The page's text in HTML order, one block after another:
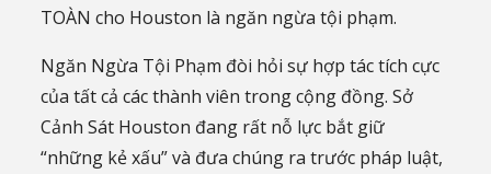
TOÀN cho Houston là ngăn ngừa tội phạm.
Ngăn Ngừa Tội Phạm đòi hỏi sự hợp tác tích cực
của tất cả các thành viên trong cộng đồng. Sở
Cảnh Sát Houston đang rất nỗ lực bắt giữ
“những kẻ xấu” và đưa chúng ra trước pháp luật,